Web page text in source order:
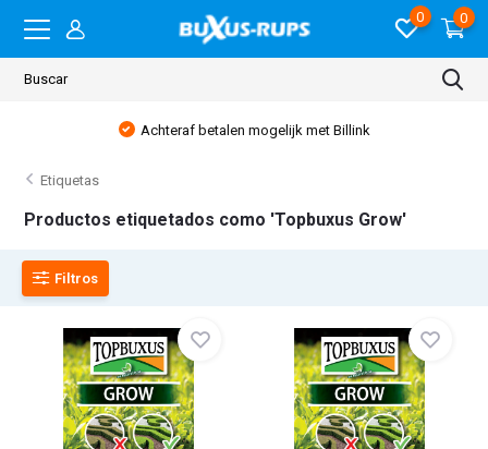
0 0
Achteraf betalen mogelijk met Billink
Etiquetas
Productos etiquetados como 'Topbuxus Grow'
Filtros